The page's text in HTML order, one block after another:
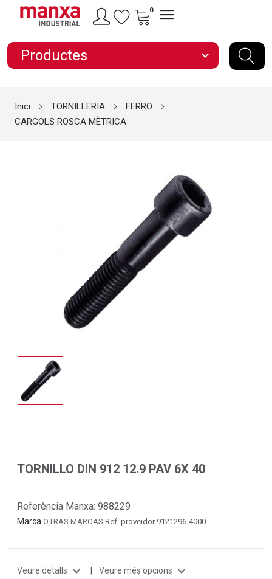
0
Productes expand_more
Inici TORNILLERIA
FERRO
CARGOLS ROSCA MÈTRICA
TORNILLO DIN 912 12.9 PAV 6X 40
Referència Manxa: 988229
Marca OTRAS MARCAS Ref. proveïdor 9121296-4000
Veure detalls expand_more | Veure més opcions expand_more